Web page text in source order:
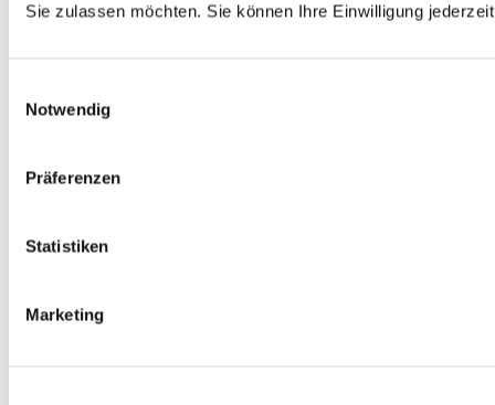
Sie zulassen möchten. Sie können Ihre Einwilligung
Notwendig
Präferenzen
Statistiken
Marketing